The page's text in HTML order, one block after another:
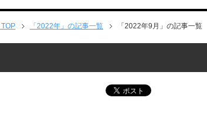
TOP 「2022年」の記事一覧 「2022年9月」の記事一覧